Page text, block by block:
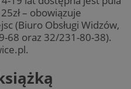
– obowiązuje
(Biuro Obsługi Widzów,
68 oraz 32/231-80-38).